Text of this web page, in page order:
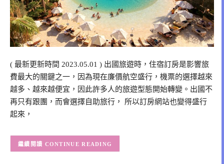
( 最新更新時間 2023.05.01 ) 出國旅遊時，住宿訂房是影響旅
費最大的關鍵之一，因為現在廉價航空盛行，機票的選擇越來
越多、越來越便宜，因此許多人的旅遊型態開始轉變。出國不
再只有跟團，而會選擇自助旅行， 所以訂房網站也變得盛行
起來，
CONTINUE READING